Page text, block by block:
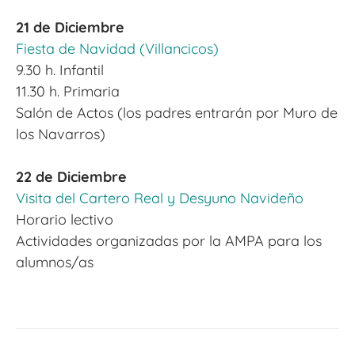
21 de Diciembre
Fiesta de Navidad (Villancicos)
9.30 h. Infantil
11.30 h. Primaria
Salón de Actos (los padres entrarán por Muro de
los Navarros)
22 de Diciembre
Visita del Cartero Real y Desyuno Navideño
Horario lectivo
Actividades organizadas por la AMPA para los
alumnos/as